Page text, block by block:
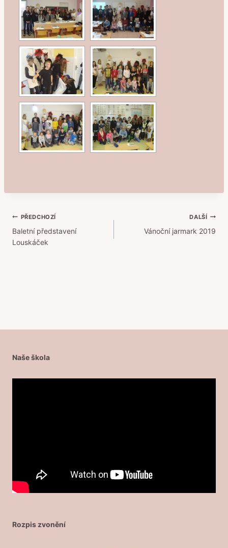
Navigace
pro
PŘEDCHOZÍ
Baletní představení
Louskáček
DALŠÍ
Vánoční jarmark 2019
Naše škola
Rozpis zvonění